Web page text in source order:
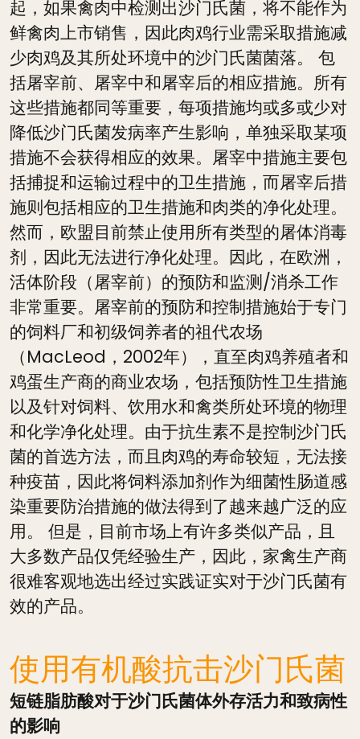
起，如果禽肉中检测出沙门氏菌，将不能作为
鲜禽肉上市销售，因此肉鸡行业需采取措施减
少肉鸡及其所处环境中的沙门氏菌菌落。 包
括屠宰前、屠宰中和屠宰后的相应措施。所有
这些措施都同等重要，每项措施均或多或少对
降低沙门氏菌发病率产生影响，单独采取某项
措施不会获得相应的效果。屠宰中措施主要包
括捕捉和运输过程中的卫生措施，而屠宰后措
施则包括相应的卫生措施和肉类的净化处理。
然而，欧盟目前禁止使用所有类型的屠体消毒
剂，因此无法进行净化处理。因此，在欧洲，
活体阶段（屠宰前）的预防和监测/消杀工作
非常重要。屠宰前的预防和控制措施始于专门
的饲料厂和初级饲养者的祖代农场
（MacLeod，2002年），直至肉鸡养殖者和
鸡蛋生产商的商业农场，包括预防性卫生措施
以及针对饲料、饮用水和禽类所处环境的物理
和化学净化处理。由于抗生素不是控制沙门氏
菌的首选方法，而且肉鸡的寿命较短，无法接
种疫苗，因此将饲料添加剂作为细菌性肠道感
染重要防治措施的做法得到了越来越广泛的应
用。 但是，目前市场上有许多类似产品，且
大多数产品仅凭经验生产，因此，家禽生产商
很难客观地选出经过实践证实对于沙门氏菌有
效的产品。
使用有机酸抗击沙门氏菌
短链脂肪酸对于沙门氏菌体外存活力和致病性
的影响